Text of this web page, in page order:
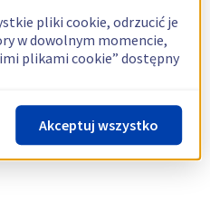
pliki cookie, odrzucić je
w dowolnym momencie,
plikami cookie” dostępny
w naszejpolityce
plików cookie.
Akceptuj wszystko